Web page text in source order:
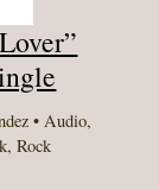
• Audio,
,Rock